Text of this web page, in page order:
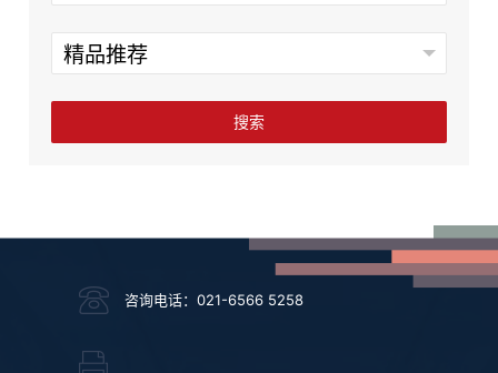
咨询电话：021-6566 5258